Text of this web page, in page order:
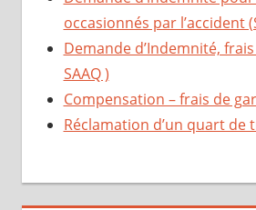
occasionnés par l’accident
Demande d’Indemnité,
SAAQ )
Compensation – frais de
Réclamation d’un quart de